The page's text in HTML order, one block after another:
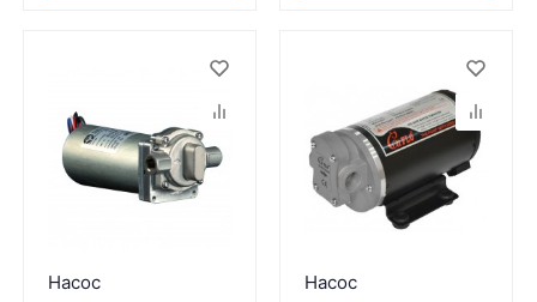
Насос
Насос